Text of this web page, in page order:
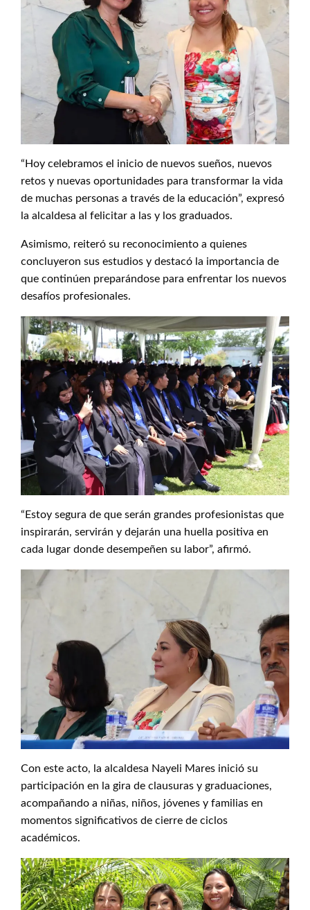
“Hoy celebramos el inicio de nuevos sueños, nuevos
retos y nuevas oportunidades para transformar la vida
de muchas personas a través de la educación”, expresó
la alcaldesa al felicitar a las y los graduados.
Asimismo, reiteró su reconocimiento a quienes
concluyeron sus estudios y destacó la importancia de
que continúen preparándose para enfrentar los nuevos
desafíos profesionales.
“Estoy segura de que serán grandes profesionistas que
inspirarán, servirán y dejarán una huella positiva en
cada lugar donde desempeñen su labor”, afirmó.
Con este acto, la alcaldesa Nayeli Mares inició su
participación en la gira de clausuras y graduaciones,
acompañando a niñas, niños, jóvenes y familias en
momentos significativos de cierre de ciclos
académicos.